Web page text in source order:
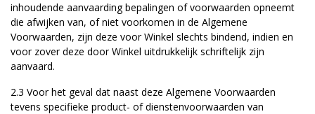
inhoudende aanvaarding bepalingen of voorwaarden opneemt
die afwijken van, of niet voorkomen in de Algemene
Voorwaarden, zijn deze voor Winkel slechts bindend, indien en
voor zover deze door Winkel uitdrukkelijk schriftelijk zijn
aanvaard.
2.3 Voor het geval dat naast deze Algemene Voorwaarden
tevens specifieke product- of dienstenvoorwaarden van